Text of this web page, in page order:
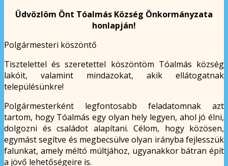
Üdvözlöm Önt Tóalmás Község Önkormányzata
honlapján!
Polgármesteri köszöntő
Tisztelettel és szeretettel köszöntöm Tóalmás község
lakóit, valamint mindazokat, akik ellátogatnak
településünkre!
Polgármesterként legfontosabb feladatomnak azt
tartom, hogy Tóalmás egy olyan hely legyen, ahol jó élni,
dolgozni és családot alapítani. Célom, hogy közösen,
egymást segítve és megbecsülve olyan irányba fejlesszük
falunkat, amely méltó múltjához, ugyanakkor bátran épít
a jövő lehetőségeire is.